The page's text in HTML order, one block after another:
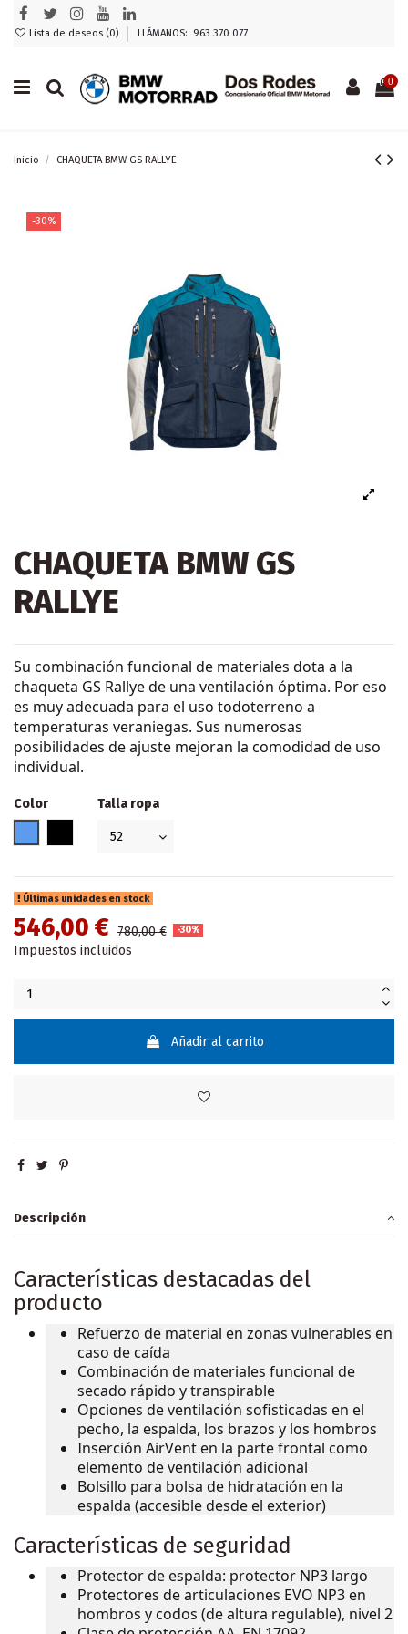
Lista de deseos (0) LLÁMANOS: 963 370 077
0
Inicio CHAQUETA BMW GS RALLYE
-30%
CHAQUETA BMW GS
RALLYE
Su combinación funcional de materiales dota a la
chaqueta GS Rallye de una ventilación óptima. Por eso
es muy adecuada para el uso todoterreno a
temperaturas veraniegas. Sus numerosas
posibilidades de ajuste mejoran la comodidad de uso
individual.
Color
Talla ropa
Últimas unidades en stock
546,00 € 780,00 € -30%
Impuestos incluidos
Añadir al carrito
Descripción
Características destacadas del
producto
Refuerzo de material en zonas vulnerables en
caso de caída
Combinación de materiales funcional de
secado rápido y transpirable
Opciones de ventilación sofisticadas en el
pecho, la espalda, los brazos y los hombros
Inserción AirVent en la parte frontal como
elemento de ventilación adicional
Bolsillo para bolsa de hidratación en la
espalda (accesible desde el exterior)
Características de seguridad
Protector de espalda: protector NP3 largo
Protectores de articulaciones EVO NP3 en
hombros y codos (de altura regulable), nivel 2